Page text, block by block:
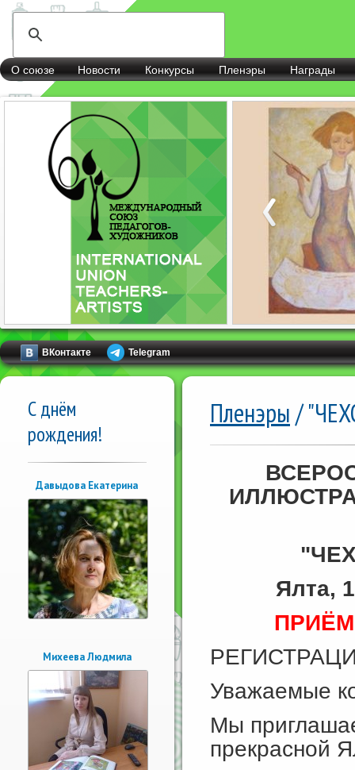
О союзе Новости Конкурсы Пленэры Награды
ВКонтакте Telegram
С днём
рождения!
Давыдова Екатерина
Михеева Людмила
Пленэры/
Ялта,
ПРИЁМ
Уважаемые
Мы
прекрасной